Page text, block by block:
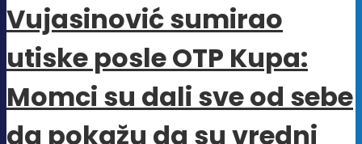
Vujasinović sumirao
utiske posle OTP Kupa:
Momci su dali sve od sebe
da pokažu da su vredni